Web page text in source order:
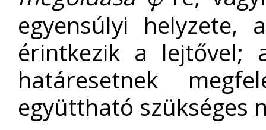
egyensúlyi helyzete,
érintkezik a lejtővel;
határesetnek
együttható szükséges